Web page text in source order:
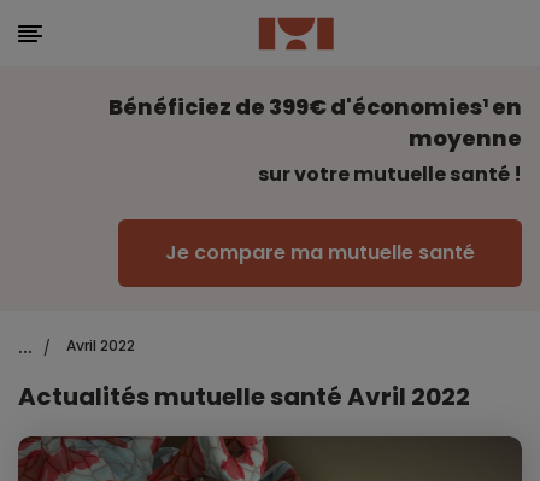
Bénéficiez de 399€ d'économies¹ en
moyenne
sur votre mutuelle santé !
Je compare ma mutuelle santé
... / Avril 2022
Actualités mutuelle santé Avril 2022